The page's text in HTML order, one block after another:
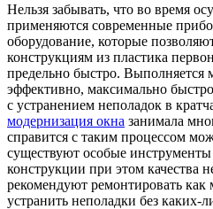
Нельзя забывать, что во время
применяются современные
оборудование, которые
конструкциям из пластика
предельно быстро. Выполняется
эффективно, максимально
с устранением неполадок в
модернизация окна занимала
справится с таким процессом
существуют особые
конструкции при этом качества
рекомендуют ремонтировать
устранить неполадки без каких-